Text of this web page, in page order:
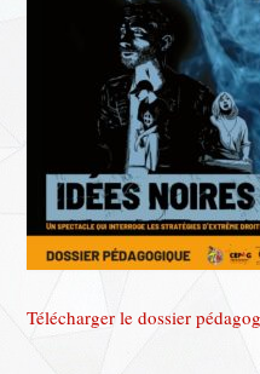
Télécharger le dossier